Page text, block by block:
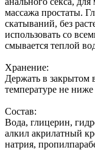
массажа простаты.
скатываний, без
использовать со
смывается теплой
Хранение:
Держать в закрытом
температуре не
Состав:
Вода, глицерин,
алкил акрилатный
натрия,